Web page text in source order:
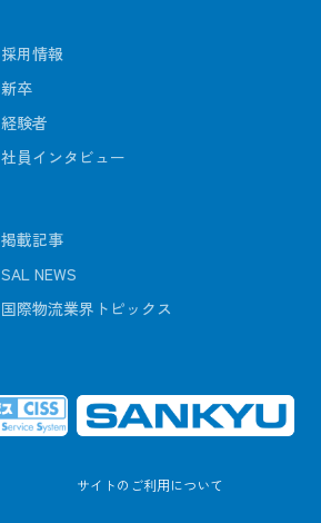
採用情報
新卒
経験者
社員インタビュー
掲載記事
SAL NEWS
国際物流業界トピックス
サイトのご利用について